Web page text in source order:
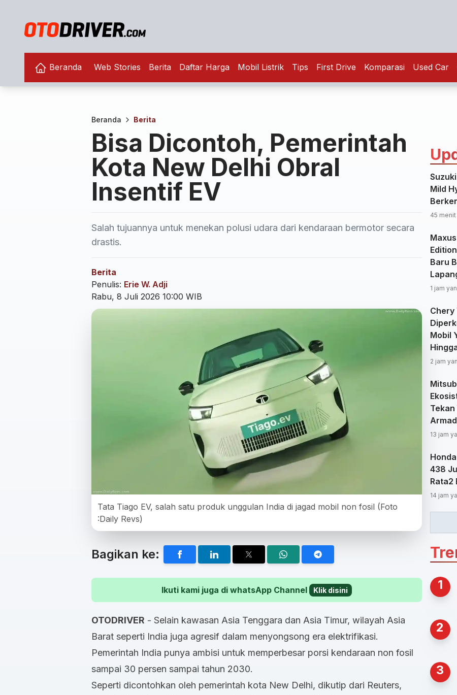
Beranda Web Stories Berita Daftar Harga Mobil Listrik Tips First Drive Komparasi Used Car
Beranda Berita
Bisa Dicontoh, Pemerintah
Kota New Delhi Obral
Insentif EV
Salah tujuannya untuk menekan polusi udara dari kendaraan bermotor secara
drastis.
Berita
Penulis: Erie W. Adji
Rabu, 8 Juli 2026 10:00 WIB
Tata Tiago EV, salah satu produk unggulan India di jagad mobil non fosil (Foto
:Daily Revs)
Bagikan ke:
Ikuti kami juga di whatsApp Channel Klik disini
OTODRIVER - Selain kawasan Asia Tenggara dan Asia Timur, wilayah Asia
Barat seperti India juga agresif dalam menyongsong era elektrifikasi.
Pemerintah India punya ambisi untuk memperbesar porsi kendaraan non fosil
sampai 30 persen sampai tahun 2030.
Seperti dicontohkan oleh pemerintah kota New Delhi, dikutip dari Reuters,
Mild
45
Baru
1 jam
Chery
Mobil
2 jam
13 jam
438
Rata2
14 jam
1
2
3